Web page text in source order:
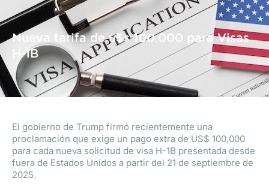
Nueva tarifa de u$s 100.000 para Visas
H-1B
El gobierno de Trump firmó recientemente una
proclamación que exige un pago extra de US$ 100,000
para cada nueva solicitud de visa H-1B presentada desde
fuera de Estados Unidos a partir del 21 de septiembre de
2025.